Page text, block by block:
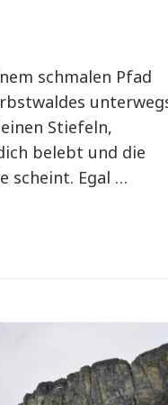
schmalen Pfad
Stiefeln,
belebt und die
scheint. Egal …